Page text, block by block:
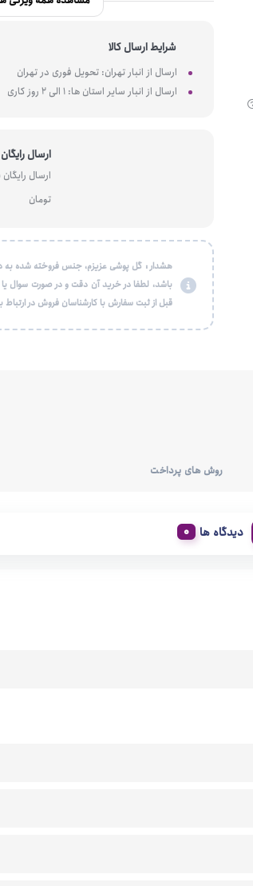
شرایط ارسال کالا
ارسال از انبار تهران: تحویل فوری در تهران
ارسال از انبار سایر استان ها: 1 الی 2 روز کاری
ارسال رایگان
تومان
هشدار : گل پوشی عزیزم، جنس فروخته شده به
باشد، لطفا در خرید آن دقت و در صورت سوال
قبل از ثبت سفارش با کارشناسان فروش در ارتباط
روش های پرداخت
دیدگاه ها